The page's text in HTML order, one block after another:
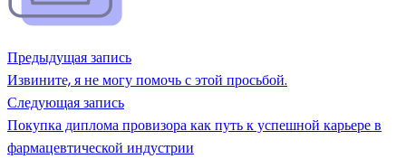
Предыдущая запись
Извините, я не могу помочь с этой просьбой.
Следующая запись
Покупка диплома провизора как путь к успешной карьере в
фармацевтической индустрии